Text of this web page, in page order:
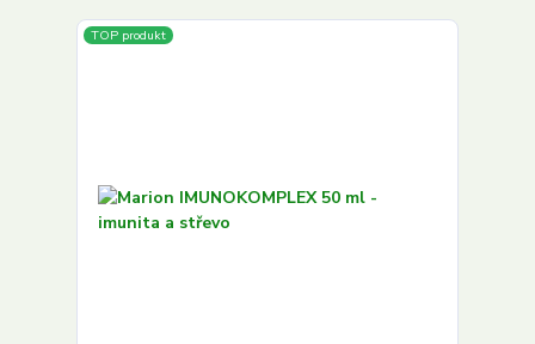
TOP produkt